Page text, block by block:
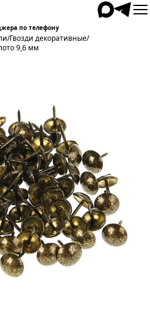
по телефону
/Гвозди декоративные/
9,6 мм